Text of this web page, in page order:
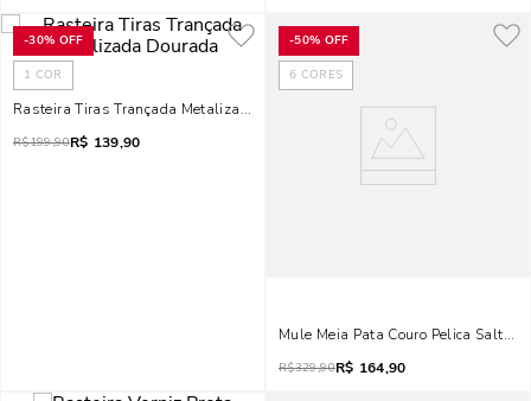
-30% OFF
1 COR
Rasteira Tiras Trançada Metalizada Dourada
R$199,90R$ 139,90
-50% OFF
6 CORES
Mule Meia Pata Couro Pelica Salto
R$329,90R$ 164,90